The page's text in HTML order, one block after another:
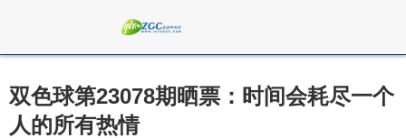
双色球第23078期晒票：时间会耗尽一个
人的所有热情